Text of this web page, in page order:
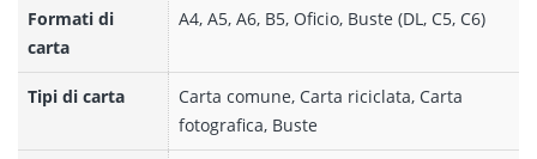
Formati di
carta
A4, A5, A6, B5, Oficio, Buste (DL, C5, C6)
Tipi di carta
Carta comune, Carta riciclata, Carta
fotografica, Buste